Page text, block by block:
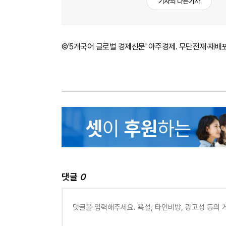
©'5개국어 글로벌 경제신문' 아주경제. 무단전재·재배
댓글 0